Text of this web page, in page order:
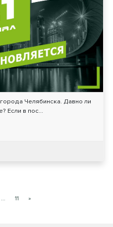
Челябинска. Давно ли
Если в пос...
… 11 »